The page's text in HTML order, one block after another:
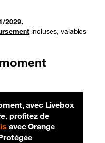
2029.
incluses, valables
avec Livebox
profitez de
20 € par mois
avec Orange